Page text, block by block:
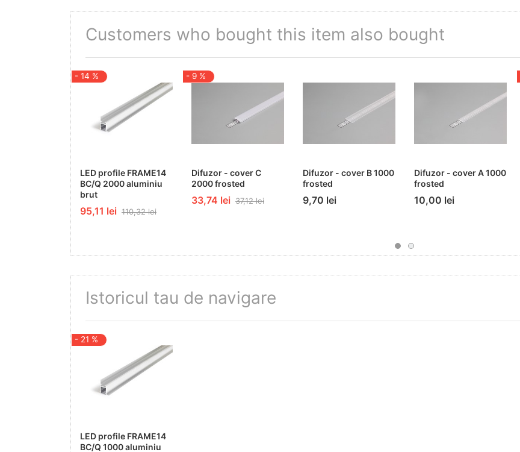
Customers who bought this item also bought
- 14 %
LED profile FRAME14
BC/Q 2000 aluminiu
brut
95,11 lei 110,32 lei
- 9 %
Difuzor - cover C
2000 frosted
33,74 lei 37,12 lei
Difuzor - cover B 1000
frosted
9,70 lei
Difuzor - cover A 1000
frosted
10,00 lei
Istoricul tau de navigare
- 21 %
LED profile FRAME14
BC/Q 1000 aluminiu